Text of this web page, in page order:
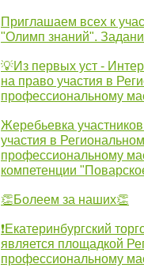
Приглашаем всех к
"Олимп знаний".
💡Из первых уст -
на право участия в
профессиональному
Жеребьевка
участия в
профессиональному
компетенции
👏Болеем за наших👏
❗Екатеринбургский
является площадкой
профессиональному